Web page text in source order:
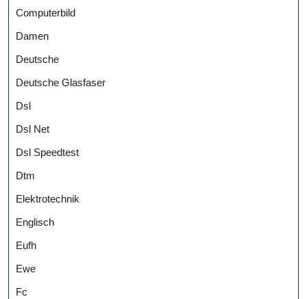
Computerbild
Damen
Deutsche
Deutsche Glasfaser
Dsl
Dsl Net
Dsl Speedtest
Dtm
Elektrotechnik
Englisch
Eufh
Ewe
Fc